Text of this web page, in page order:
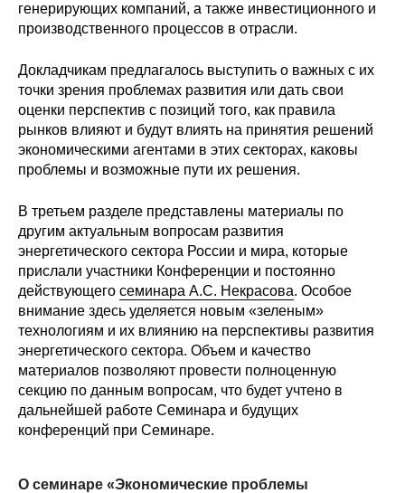
Материалы
Регулярные прогнозы
Квартальный прогноз
Оценка индекса промышленного
производства
Российская Система Климатического
Мониторинга
Центр «Климатическая политика и
экономика России»
Образование и карьера
генерирующих компаний, а также инвестиционного и
производственного процессов в отрасли.
Докладчикам предлагалось выступить о важных с их
точки зрения проблемах развития или дать свои
оценки перспектив с позиций того, как правила
рынков влияют и будут влиять на принятия решений
экономическими агентами в этих секторах, каковы
проблемы и возможные пути их решения.
В третьем разделе представлены материалы по
другим актуальным вопросам развития
энергетического сектора России и мира, которые
прислали участники Конференции и постоянно
действующего семинара А.С. Некрасова. Особое
внимание здесь уделяется новым «зеленым»
технологиям и их влиянию на перспективы развития
энергетического сектора. Объем и качество
материалов позволяют провести полноценную
секцию по данным вопросам, что будет учтено в
дальнейшей работе Семинара и будущих
конференций при Семинаре.
О семинаре «Экономические проблемы